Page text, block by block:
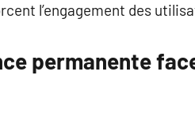
l’engagement des
permanente